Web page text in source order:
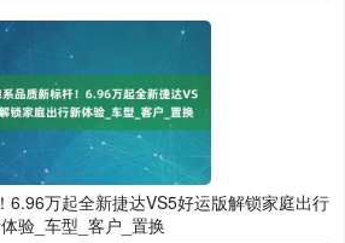
6.96万起全新捷达VS5好运版解锁家庭出行
验_车型_客户_置换